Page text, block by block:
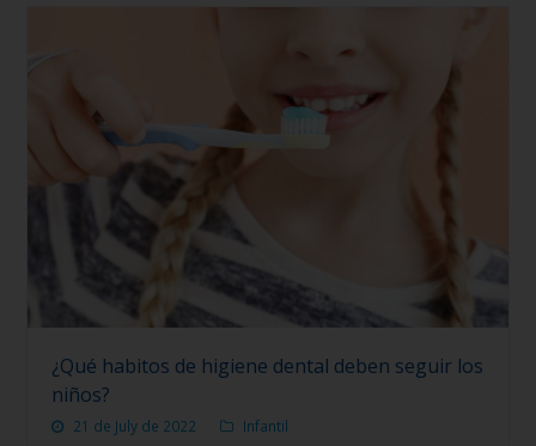
¿Qué habitos de higiene dental deben seguir los
niños?
21 de July de 2022 Infantil